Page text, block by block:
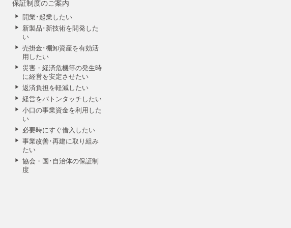
保証制度のご案内
開業･起業したい
新製品･新技術を開発した
い
売掛金･棚卸資産を有効活
用したい
災害・経済危機等の発生時
に経営を安定させたい
返済負担を軽減したい
経営をバトンタッチしたい
小口の事業資金を利用した
い
必要時にすぐ借入したい
事業改善･再建に取り組み
たい
協会・国･自治体の保証制
度